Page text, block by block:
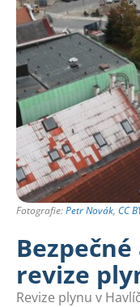
Fotografie:Petr Novák, CC
revize
Revize plynu v